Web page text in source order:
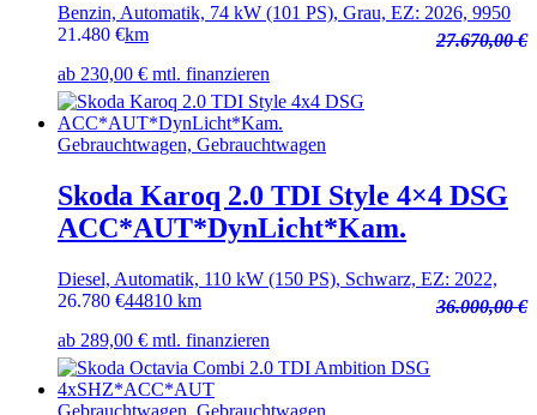
Benzin, Automatik, 74 kW (101 PS), Grau, EZ: 2026, 9950
km
21.480 €
27.670,00 €
ab 230,00 € mtl. finanzieren
Gebrauchtwagen, Gebrauchtwagen
Skoda Karoq 2.0 TDI Style 4×4 DSG
ACC*AUT*DynLicht*Kam.
Diesel, Automatik, 110 kW (150 PS), Schwarz, EZ: 2022,
44810 km
26.780 €
36.000,00 €
ab 289,00 € mtl. finanzieren
Gebrauchtwagen, Gebrauchtwagen